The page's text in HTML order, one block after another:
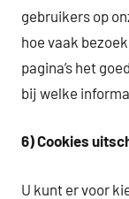
gebruikers op
hoe vaak
pagina’s het
bij welke
6) Cookies
U kunt er voor